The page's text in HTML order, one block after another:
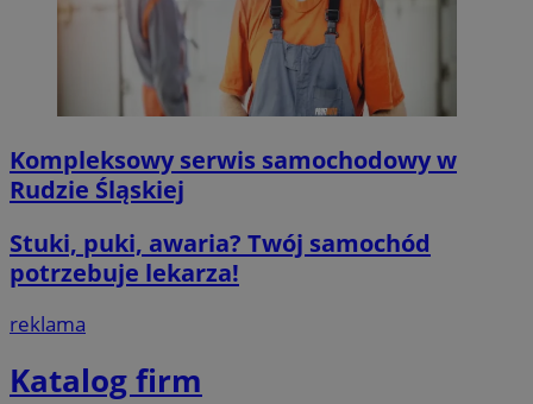
Kompleksowy serwis samochodowy w
Rudzie Śląskiej
Stuki, puki, awaria? Twój samochód
potrzebuje lekarza!
reklama
Katalog firm